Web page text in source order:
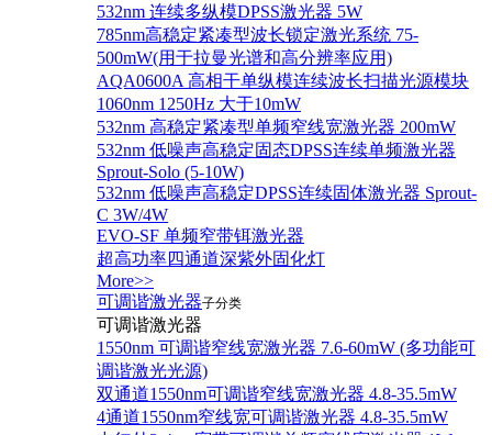
532nm 连续多纵模DPSS激光器 5W
785nm高稳定紧凑型波长锁定激光系统 75-
500mW(用于拉曼光谱和高分辨率应用)
AQA0600A 高相干单纵模连续波长扫描光源模块
1060nm 1250Hz 大于10mW
532nm 高稳定紧凑型单频窄线宽激光器 200mW
532nm 低噪声高稳定固态DPSS连续单频激光器
Sprout‐Solo (5-10W)
532nm 低噪声高稳定DPSS连续固体激光器 Sprout-
C 3W/4W
EVO-SF 单频窄带铒激光器
超高功率四通道深紫外固化灯
More>>
可调谐激光器子分类
可调谐激光器
1550nm 可调谐窄线宽激光器 7.6-60mW (多功能可
调谐激光光源)
双通道1550nm可调谐窄线宽激光器 4.8-35.5mW
4通道1550nm窄线宽可调谐激光器 4.8-35.5mW